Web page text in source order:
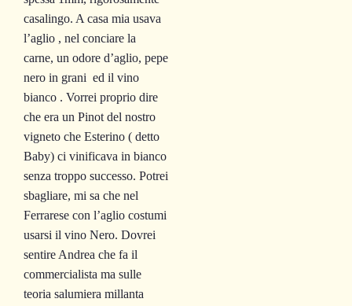
casalingo. A casa mia usava
l’aglio , nel conciare la
carne, un odore d’aglio, pepe
nero in grani ed il vino
bianco . Vorrei proprio dire
che era un Pinot del nostro
vigneto che Esterino ( detto
Baby) ci vinificava in bianco
senza troppo successo. Potrei
sbagliare, mi sa che nel
Ferrarese con l’aglio costumi
usarsi il vino Nero. Dovrei
sentire Andrea che fa il
commercialista ma sulle
teoria salumiera millanta